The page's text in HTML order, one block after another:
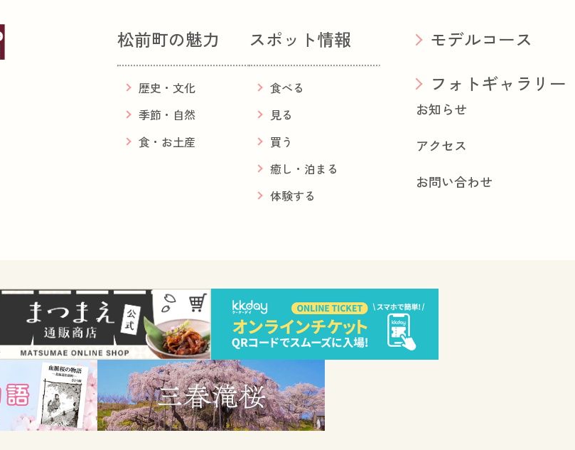
松前町の魅力
歴史・文化
季節・自然
食・お土産
スポット情報
食べる
見る
買う
癒し・泊まる
体験する
モデルコース
フォトギャラリー
お知らせ
アクセス
お問い合わせ